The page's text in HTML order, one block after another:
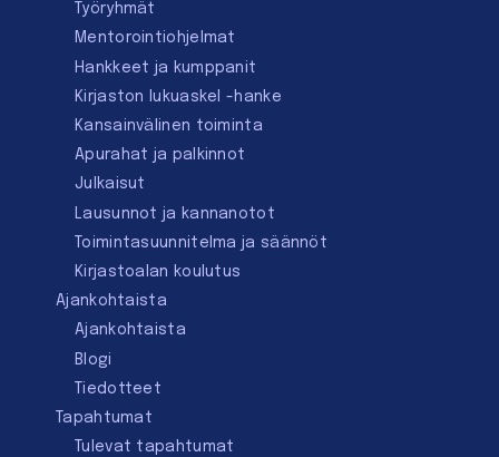
Työryhmät
Mentorointi­ohjelmat
Hankkeet ja kumppanit
Kirjaston lukuaskel -hanke
Kansainvälinen toiminta
Apurahat ja palkinnot
Julkaisut
Lausunnot ja kannanotot
Toimintasuunnitelma ja säännöt
Kirjastoalan koulutus
Ajankohtaista
Ajankohtaista
Blogi
Tiedotteet
Tapahtumat
Tulevat tapahtumat